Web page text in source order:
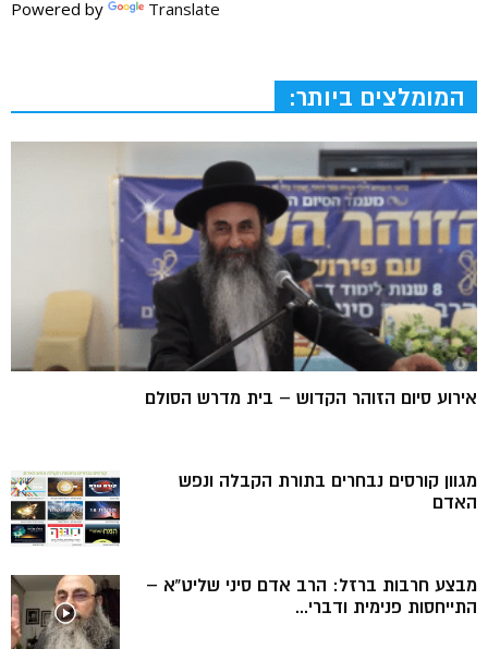
Powered by Translate
המומלצים ביותר:
אירוע סיום הזוהר הקדוש – בית מדרש הסולם
מגוון קורסים נבחרים בתורת הקבלה ונפש
האדם
מבצע חרבות ברזל: הרב אדם סיני שליט”א –
התייחסות פנימית ודברי...